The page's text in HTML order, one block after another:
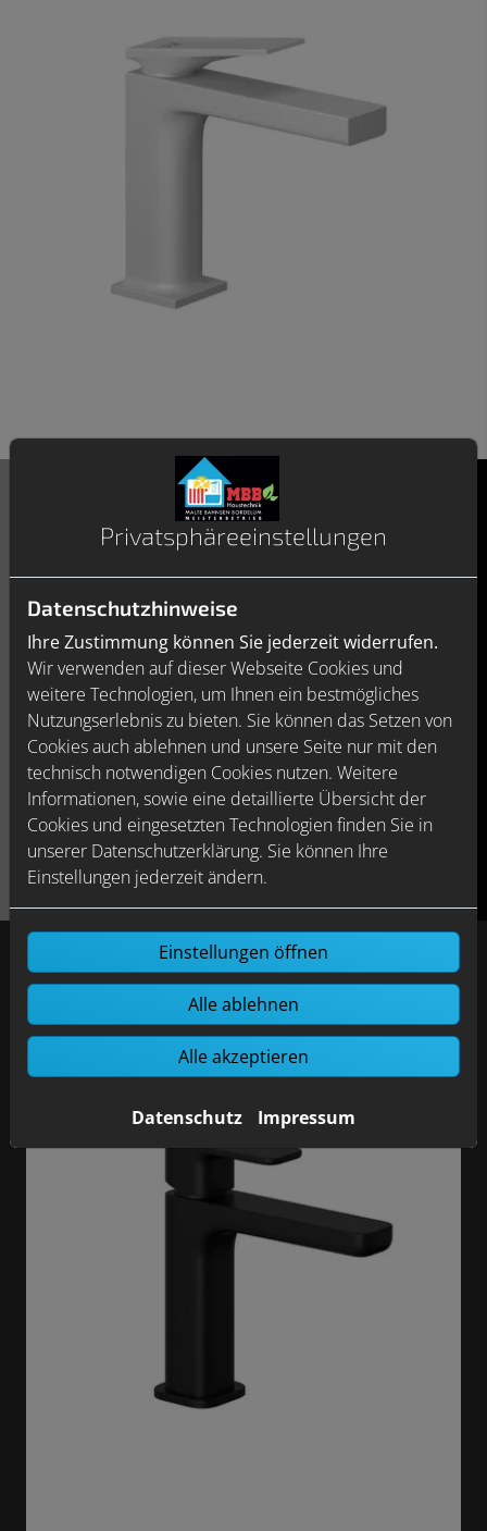
Kludi-Renon: filigran und elegant
Ausgewogene, überaus schlanke Proportionen und
eine geradezu architektonische Baustruktur sind die
wesentlichen Merkmale des Waschtischmischers aus
dem Armaturenprogramm Kludi-Renon. Die sanft
abgerundete Linienführung von Körper, Auslauf,
Hebel und Sockel verleihen ihm eine zeitlose
Eleganz, dank der er ideal zu nahezu allen
Waschtischformen passt.
Privatsphäre­einstellungen
Datenschutzhinweise
Ihre Zustimmung können Sie jederzeit widerrufen.
Wir verwenden auf dieser Webseite Cookies und
weitere Technologien, um Ihnen ein bestmögliches
Nutzungserlebnis zu bieten. Sie können das Setzen von
Cookies auch ablehnen und unsere Seite nur mit den
technisch notwendigen Cookies nutzen. Weitere
Informationen, sowie eine detaillierte Übersicht der
Cookies und eingesetzten Technologien finden Sie in
unserer Datenschutzerklärung. Sie können Ihre
Einstellungen jederzeit ändern.
Einstellungen öffnen
Alle ablehnen
Alle akzeptieren
Datenschutz Impressum